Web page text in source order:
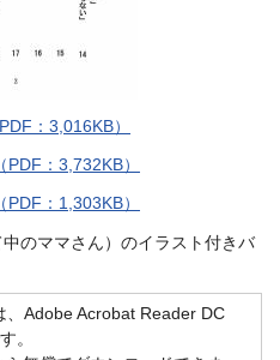
：3,016KB）
：3,732KB）
：1,303KB）
のママさん）のイラスト付きバ
、Adobe Acrobat Reader DC
。